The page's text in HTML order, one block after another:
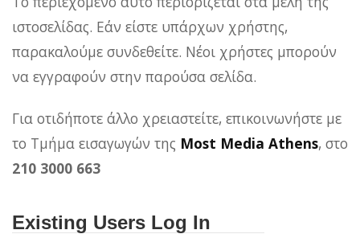
ιστοσελίδας. Εάν είστε υπάρχων χρήστης,
παρακαλούμε συνδεθείτε. Νέοι χρήστες μπορούν
να εγγραφούν στην παρούσα σελίδα.
Για οτιδήποτε άλλο χρειαστείτε, επικοινωνήστε με
το Τμήμα εισαγωγών της Most Media Athens, στο
210 3000 663
Existing Users Log In